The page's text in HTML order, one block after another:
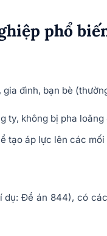
phổ
đình, bạn bè
ty, không bị pha loãng
tạo áp lực lên các
dụ: Đề án 844), có